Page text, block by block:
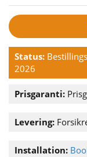
Status:
2026
Prisgaranti:
Levering:
Installation: